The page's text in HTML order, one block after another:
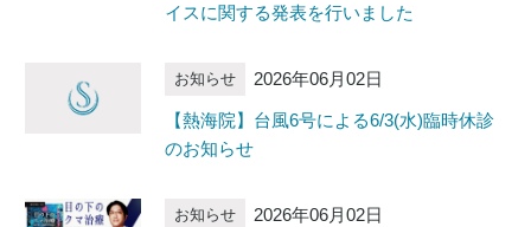
イスに関する発表を行いました
お知らせ 2026年06月02日
【熱海院】台風6号による6/3(水)臨時休診
のお知らせ
お知らせ 2026年06月02日